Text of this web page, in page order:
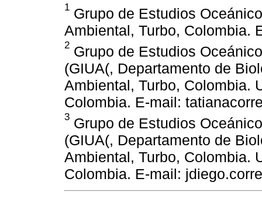
1 Grupo de Estudios
Ambiental, Turbo, Colombia.
2 Grupo de Estudios
(GIUA(, Departamento de
Ambiental, Turbo, Colombia.
Colombia. E-mail:
3 Grupo de Estudios
(GIUA(, Departamento de
Ambiental, Turbo, Colombia.
Colombia. E-mail: